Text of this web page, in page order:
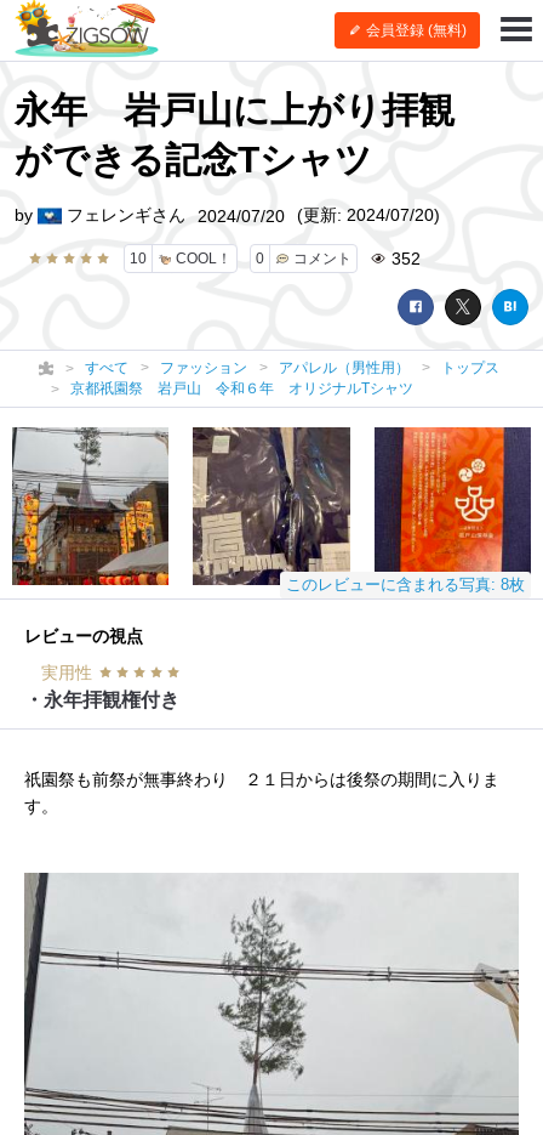
会員登録 (無料)
永年 岩戸山に上がり拝観
ができる記念Tシャツ
10 COOL！ 0 コメント 352
by フェレンギさん 2024/07/20 (更新: 2024/07/20)
すべて ファッション アパレル（男性用）
トップス
京都祇園祭 岩戸山 令和６年 オリジナルTシャツ
このレビューに含まれる写真: 8枚
レビューの視点
実用性
・永年拝観権付き
祇園祭も前祭が無事終わり ２１日からは後祭の期間に入りま
す。